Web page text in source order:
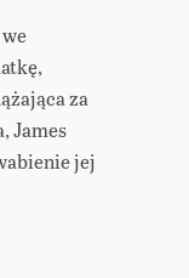
za
James
jej